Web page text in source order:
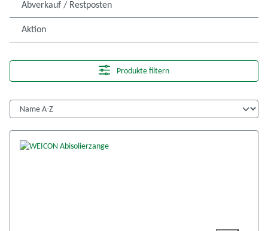
Abverkauf / Restposten
Aktion
Produkte filtern